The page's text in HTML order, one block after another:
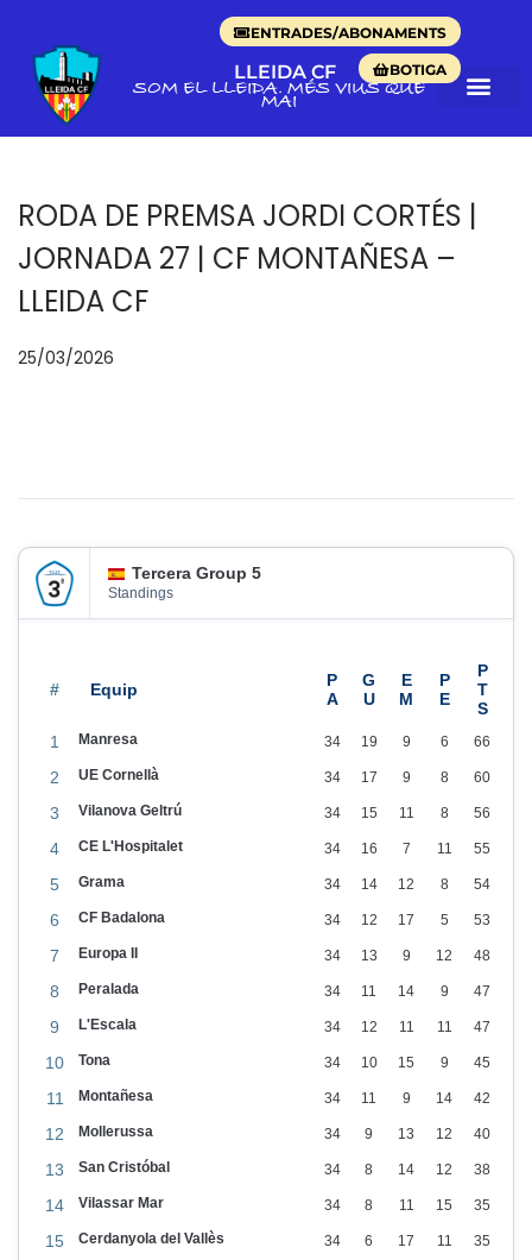
ENTRADES/ABONAMENTS
BOTIGA
LLEIDA CF
SOM EL LLEIDA. MÉS VIUS QUE
MAI
RODA DE PREMSA JORDI CORTÉS |
JORNADA 27 | CF MONTAÑESA –
LLEIDA CF
p
n
25/03/2026
0
2
Tercera Group 5
Standings
#
1 Manresa 34 19 9 6 66
2 UE Cornellà 34 17 9 8 60
3 Vilanova Geltrú 34 15 11 8 56
4 CE L'Hospitalet 34 16 7 11 55
5 Grama 34 14 12 8 54
6 CF Badalona 34 12 17 5 53
7 Europa II 34 13 9 12 48
8 Peralada 34 11 14 9 47
9 L'Escala 34 12 11 11 47
10 Tona 34 10 15 9 45
11 Montañesa 34 11 9 14 42
12 Mollerussa 34 9 13 12 40
13 San Cristóbal 34 8 14 12 38
14 Vilassar Mar 34 8 11 15 35
15 Cerdanyola del Vallès 34 6 17 11 35